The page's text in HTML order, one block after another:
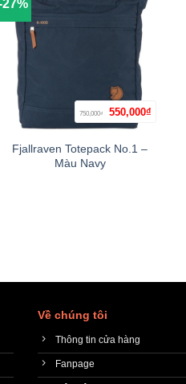
27%
750,000₫
Giá
là:
550,000₫Giá
+
Fjallraven Totepack No.1 –
Màu Navy
Về chúng tôi
Thông tin cửa hàng
Fanpage